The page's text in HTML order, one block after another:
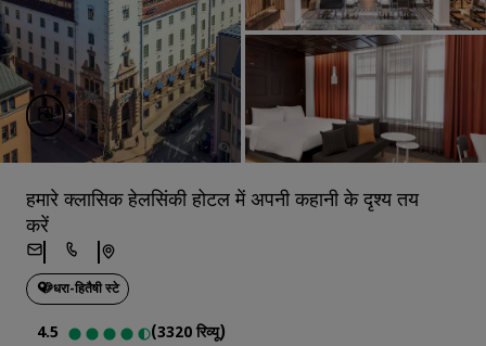
हमारे क्लासिक हेलसिंकी होटल में अपनी कहानी के दृश्य तय
करें
धरा-हितैषी स्टे
4.5
(3320 रिव्यू)